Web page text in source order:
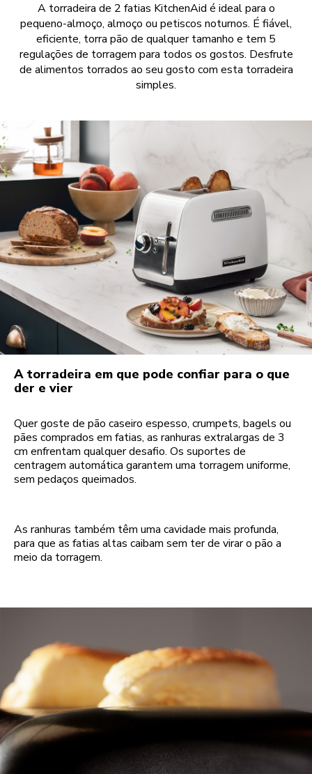
A torradeira de 2 fatias KitchenAid é ideal para o
pequeno-almoço, almoço ou petiscos noturnos. É fiável,
eficiente, torra pão de qualquer tamanho e tem 5
regulações de torragem para todos os gostos. Desfrute
de alimentos torrados ao seu gosto com esta torradeira
simples.
A torradeira em que pode confiar para o que
der e vier
Quer goste de pão caseiro espesso, crumpets, bagels ou
pães comprados em fatias, as ranhuras extralargas de 3
cm enfrentam qualquer desafio. Os suportes de
centragem automática garantem uma torragem uniforme,
sem pedaços queimados.
As ranhuras também têm uma cavidade mais profunda,
para que as fatias altas caibam sem ter de virar o pão a
meio da torragem.